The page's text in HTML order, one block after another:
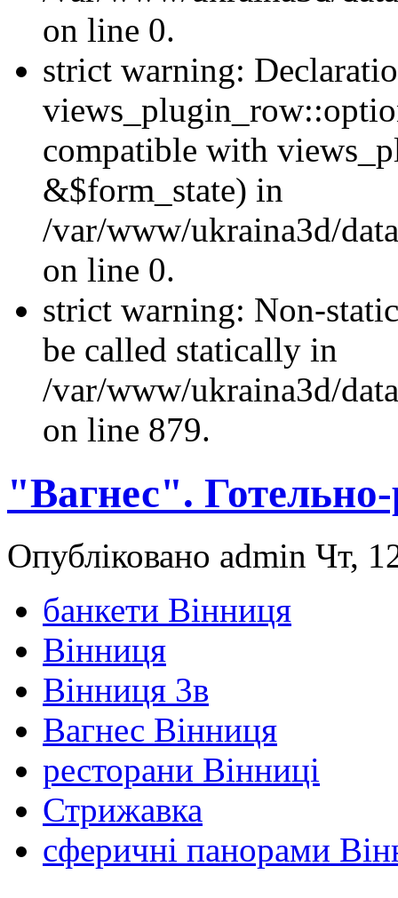
on line 0.
strict warning:
compatible with
&$form_state) in
/var/www/ukraina3d/
on line 0.
strict warning: Non-
be called statically in
/var/www/ukraina3d/
on line 879.
"Вагнес".
Опубліковано admin Чт,
банкети Вінниця
Вінниця
Вінниця 3в
Вагнес Вінниця
ресторани Вінниці
Стрижавка
сферичні панорами